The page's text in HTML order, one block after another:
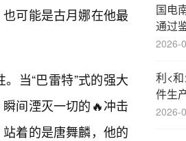
可能是古月娜在他最
当“巴雷特”式的强大
间湮灭一切的🔥冲击
着的是唐舞麟，他的
国电
通过
2026-
利<
件生
多层
2026-